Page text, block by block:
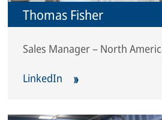
Thomas Fisher
Sales Manager – North
LinkedIn